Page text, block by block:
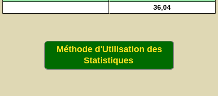
36,04
Méthode d'Utilisation des
Statistiques